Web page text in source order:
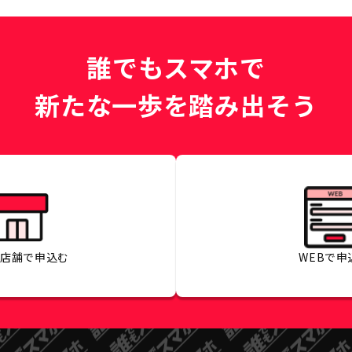
誰でもスマホで
新たな一歩を踏み出そう
舗で申込む WEBで申